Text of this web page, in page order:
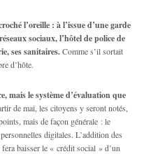
l’oreille : à l’issue d’une garde
sociaux, l’hôtel de police de
ses sanitaires.Comme s’il sortait
d’hôte.
mais le système d’évaluation que
de mai, les citoyens y seront notés,
mais de façon générale : le
digitales. L’addition des
baisser le « crédit social » d’un